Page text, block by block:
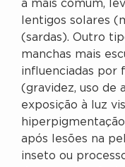
a mais comum,
lentigos solares
(sardas). Outro
manchas mais
influenciadas por
(gravidez, uso de
exposição à luz
após lesões na
inseto ou